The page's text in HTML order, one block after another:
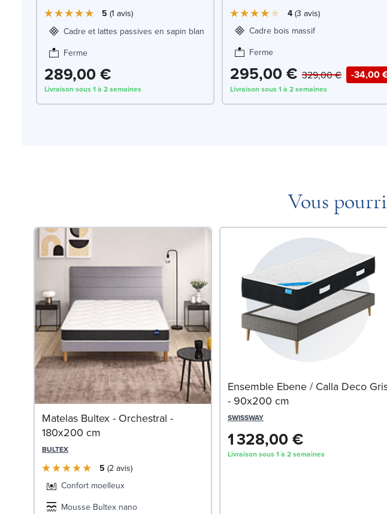
5 1 avis
Cadre et lattes passives en sapin blanc
Ferme
289,00 €
Livraison sous 1 à 2 semaines
4 3 avis
Cadre bois massif
Ferme
295,00 € -34,00
329,00 €
Livraison sous 1 à 2 semaines
Vous
Matelas Bultex - Orchestral -
180x200 cm
BULTEX
5 2 avis
Confort moelleux
Mousse Bultex nano
Ensemble Ebene / Calla Deco
- 90x200 cm
SWISSWAY
1 328,00 €
Livraison sous 1 à 2 semaines